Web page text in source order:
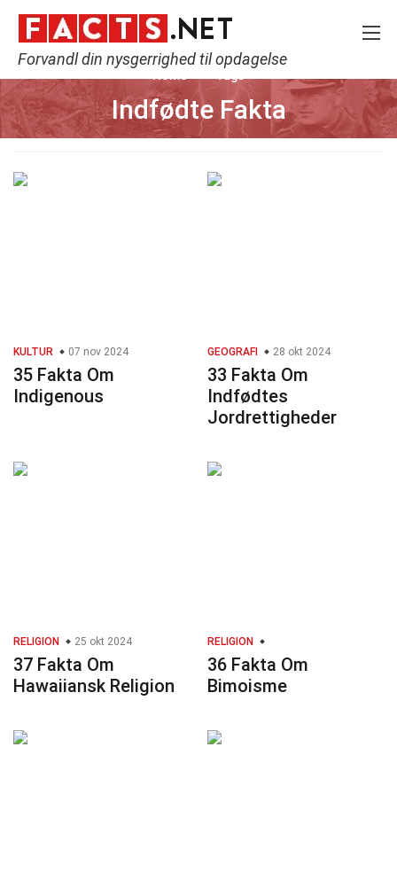
Forvandl din nysgerrighed til opdagelse
Indfødte Fakta
KULTUR 07 nov 2024
35 Fakta Om
Indigenous
GEOGRAFI 28 okt 2024
33 Fakta Om
Indfødtes
Jordrettigheder
RELIGION 25 okt 2024
37 Fakta Om
Hawaiiansk Religion
RELIGION
36 Fakta Om
Bimoisme